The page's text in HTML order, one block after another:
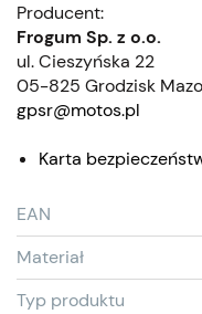
Producent:
Frogum Sp. z o.o.
ul. Cieszyńska 22
05-825 Grodzisk
gpsr@motos.pl
Karta
EAN
Materiał
Typ produktu